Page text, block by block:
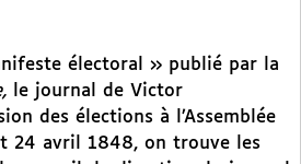
électoral » publié par la
le journal de Victor
des élections à l’Assemblée
24 avril 1848, on trouve les